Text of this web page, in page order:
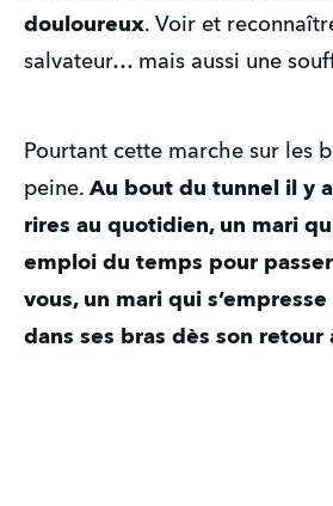
douloureux. Voir et
salvateur… mais aussi une
Pourtant cette marche sur les
peine. Au bout du tunnel il y
rires au quotidien, un mari
emploi du temps pour
vous, un mari qui
dans ses bras dès son retour